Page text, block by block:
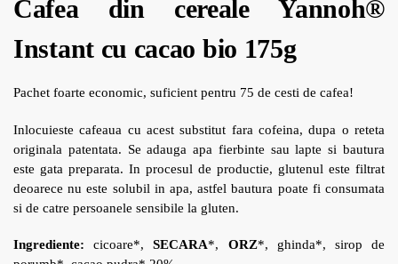
Cafea din cereale Yannoh®
Instant cu cacao bio 175g
Pachet foarte economic, suficient pentru 75 de cesti de cafea!
Inlocuieste cafeaua cu acest substitut fara cofeina, dupa o reteta
originala patentata. Se adauga apa fierbinte sau lapte si bautura
este gata preparata. In procesul de productie, glutenul este filtrat
deoarece nu este solubil in apa, astfel bautura poate fi consumata
si de catre persoanele sensibile la gluten.
Ingrediente:cicoare*,SECARA*, ORZ*, ghinda*, sirop de